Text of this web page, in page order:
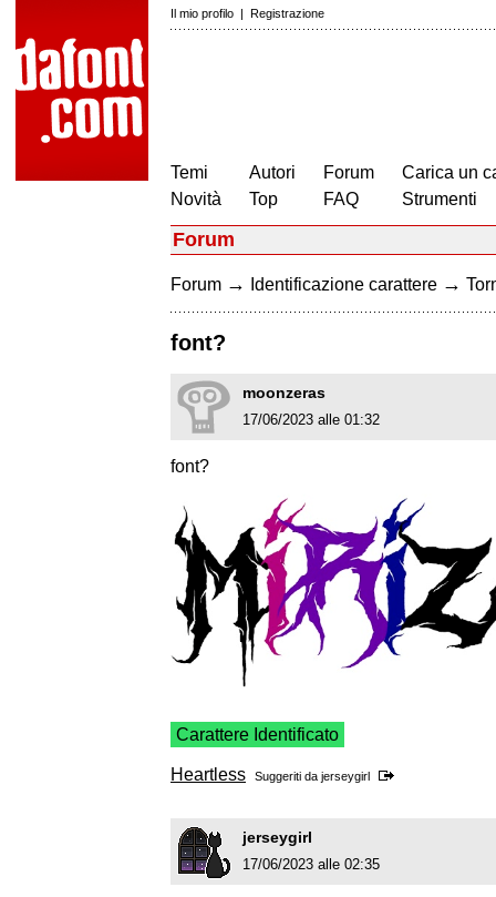
Il mio profilo | Registrazione
Temi
Novità
Autori
Top
Forum
FAQ
Carica un
Strumenti
Forum
Forum → Identificazione carattere →
font?
moonzeras
17/06/2023 alle 01:32
font?
Carattere Identificato
Heartless Suggeriti da jerseygirl
jerseygirl
17/06/2023 alle 02:35